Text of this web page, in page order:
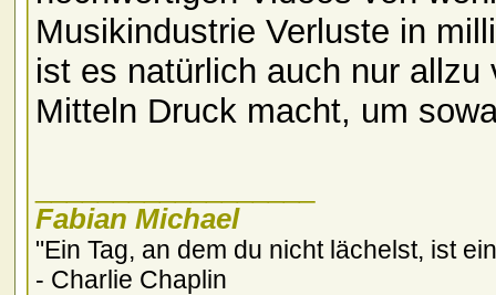
Musikindustrie Verluste in
ist es natürlich auch nur
Mitteln Druck macht, um
Fabian Michael
"Ein Tag, an dem du nicht lächelst, ist
- Charlie Chaplin